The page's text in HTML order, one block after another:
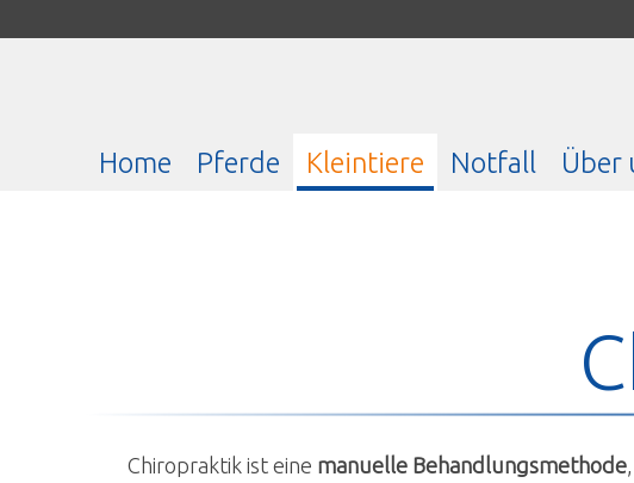
Home Pferde Kleintiere Notfall Über
Chiropraktik ist eine manuelle Behandlungsmethode